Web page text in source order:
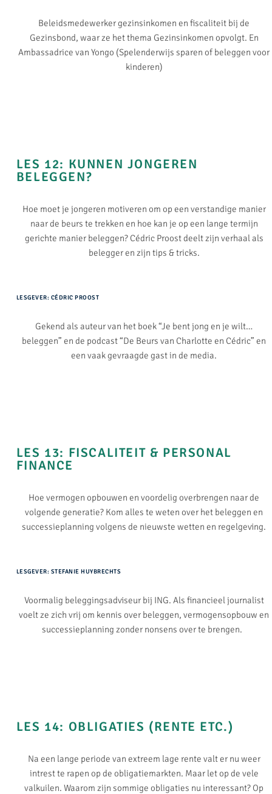
Beleidsmedewerker gezinsinkomen en fiscaliteit bij de
Gezinsbond, waar ze het thema Gezinsinkomen opvolgt. En
Ambassadrice van Yongo (Spelenderwijs sparen of beleggen voor
kinderen)
LES 12: KUNNEN JONGEREN
BELEGGEN?
Hoe moet je jongeren motiveren om op een verstandige manier
naar de beurs te trekken en hoe kan je op een lange termijn
gerichte manier beleggen? Cédric Proost deelt zijn verhaal als
belegger en zijn tips & tricks.
LESGEVER: CÉDRIC PROOST
Gekend als auteur van het boek “Je bent jong en je wilt…
beleggen” en de podcast “De Beurs van Charlotte en Cédric” en
een vaak gevraagde gast in de media.
LES 13: FISCALITEIT & PERSONAL
FINANCE​
Hoe vermogen opbouwen en voordelig overbrengen naar de
volgende generatie? Kom alles te weten over het beleggen en
successieplanning volgens de nieuwste wetten en regelgeving.
LESGEVER: STEFANIE HUYBRECHTS
Voormalig beleggingsadviseur bij ING. Als financieel journalist
voelt ze zich vrij om kennis over beleggen, vermogensopbouw en
successieplanning zonder nonsens over te brengen.
LES 14: OBLIGATIES (RENTE ETC.)​
Na een lange periode van extreem lage rente valt er nu weer
intrest te rapen op de obligatiemarkten. Maar let op de vele
valkuilen. Waarom zijn sommige obligaties nu interessant? Op